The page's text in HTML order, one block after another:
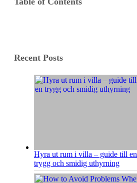
Recent Posts
Hyra ut rum i villa – guide till en
trygg och smidig uthyrning